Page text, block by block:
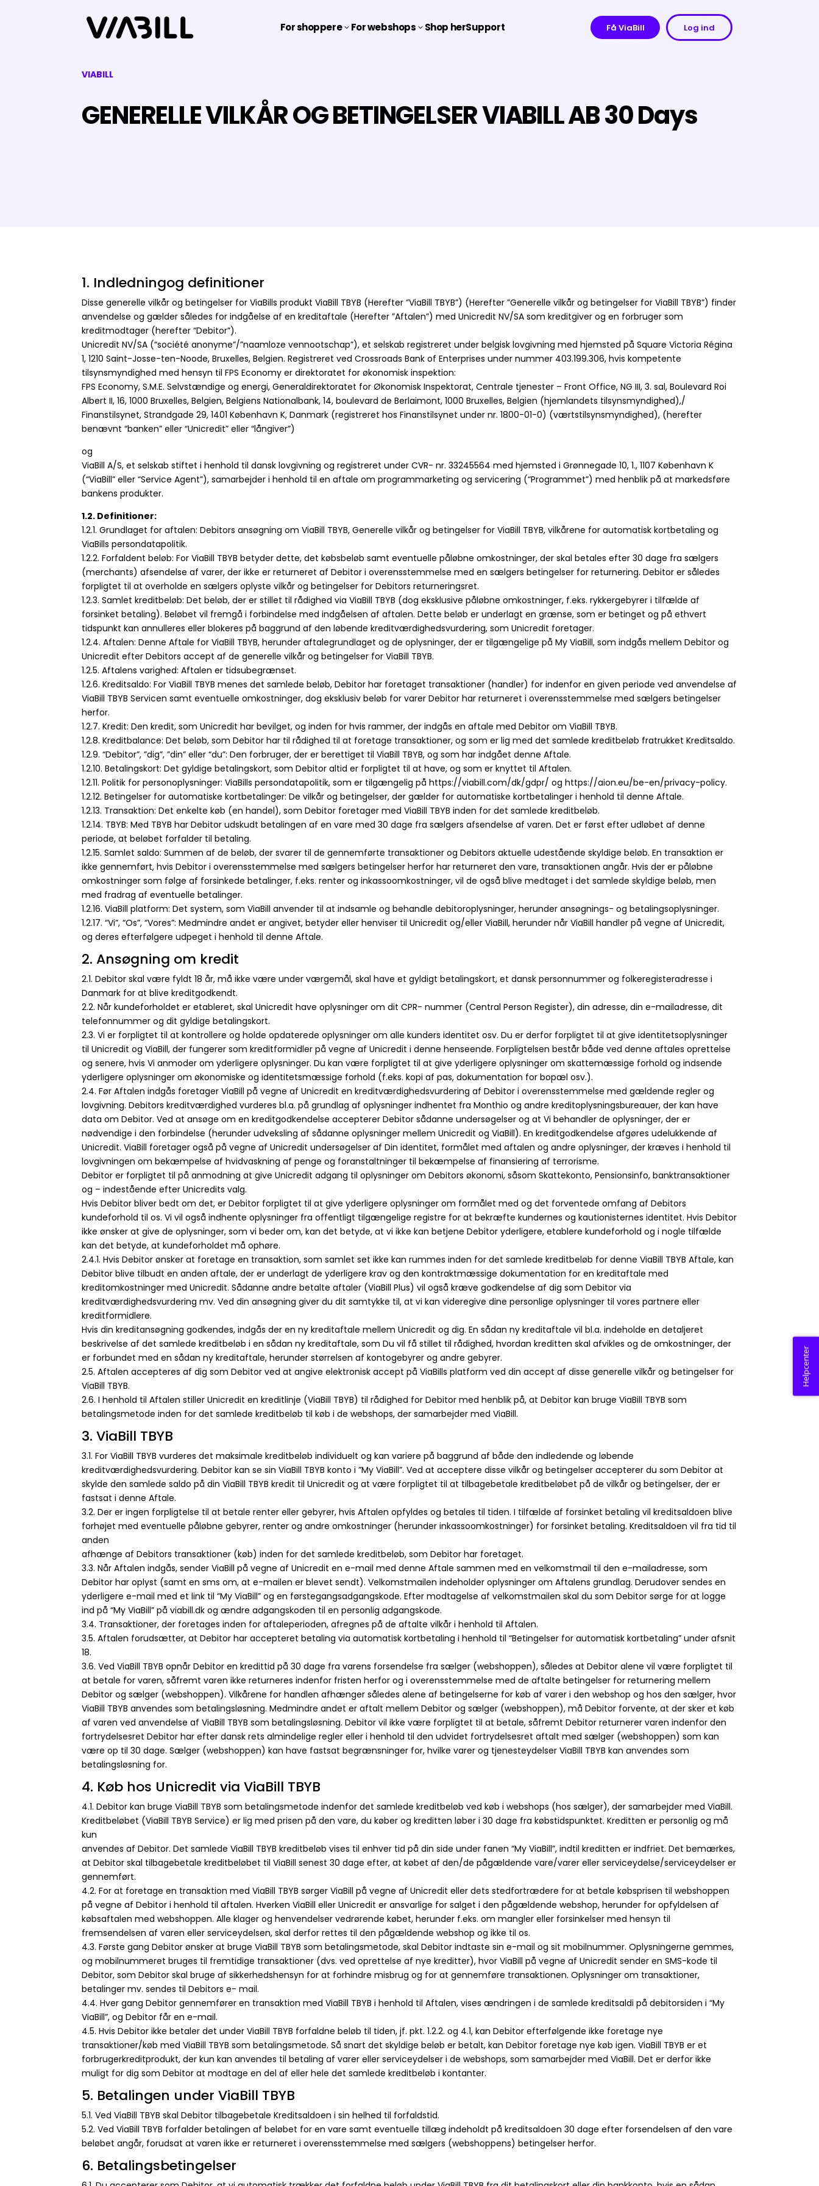
For shoppere3 For webshops 3 Shop herSupport Få ViaBill Log ind
VIABILL
GENERELLE VILKÅR OG BETINGELSER VIABILL AB 30 Days
1. Indledningog definitioner
Disse generelle vilkår og betingelser for ViaBills produkt ViaBill TBYB (Herefter ”ViaBill TBYB”) (Herefter ”Generelle vilkår og betingelser for ViaBill TBYB”) finder
anvendelse og gælder således for indgåelse af en kreditaftale (Herefter ”Aftalen”) med Unicredit NV/SA som kreditgiver og en forbruger som
kreditmodtager (herefter “Debitor”).
Unicredit NV/SA (“société anonyme”/”naamloze vennootschap”), et selskab registreret under belgisk lovgivning med hjemsted på Square Victoria Régina
1, 1210 Saint-Josse-ten-Noode, Bruxelles, Belgien. Registreret ved Crossroads Bank of Enterprises under nummer 403.199.306, hvis kompetente
tilsynsmyndighed med hensyn til FPS Economy er direktoratet for økonomisk inspektion:
FPS Economy, S.M.E. Selvstændige og energi, Generaldirektoratet for Økonomisk Inspektorat, Centrale tjenester – Front Office, NG III, 3. sal, Boulevard Roi
Albert II, 16, 1000 Bruxelles, Belgien, Belgiens Nationalbank, 14, boulevard de Berlaimont, 1000 Bruxelles, Belgien (hjemlandets tilsynsmyndighed),/
Finanstilsynet, Strandgade 29, 1401 København K, Danmark (registreret hos Finanstilsynet under nr. 1800-01-0) (værtstilsynsmyndighed), (herefter
benævnt “banken” eller “Unicredit” eller “långiver”)
og
ViaBill A/S, et selskab stiftet i henhold til dansk lovgivning og registreret under CVR- nr. 33245564 med hjemsted i Grønnegade 10, 1., 1107 København K
(“ViaBill” eller “Service Agent”), samarbejder i henhold til en aftale om programmarketing og servicering (“Programmet”) med henblik på at markedsføre
bankens produkter.
1.2. Definitioner:
1.2.1. Grundlaget for aftalen: Debitors ansøgning om ViaBill TBYB, Generelle vilkår og betingelser for ViaBill TBYB, vilkårene for automatisk kortbetaling og
ViaBills persondatapolitik.
1.2.2. Forfaldent beløb: For ViaBill TBYB betyder dette, det købsbeløb samt eventuelle påløbne omkostninger, der skal betales efter 30 dage fra sælgers
(merchants) afsendelse af varer, der ikke er returneret af Debitor i overensstemmelse med en sælgers betingelser for returnering. Debitor er således
forpligtet til at overholde en sælgers oplyste vilkår og betingelser for Debitors returneringsret.
1.2.3. Samlet kreditbeløb: Det beløb, der er stillet til rådighed via ViaBill TBYB (dog eksklusive påløbne omkostninger, f.eks. rykkergebyrer i tilfælde af
forsinket betaling). Beløbet vil fremgå i forbindelse med indgåelsen af aftalen. Dette beløb er underlagt en grænse, som er betinget og på ethvert
tidspunkt kan annulleres eller blokeres på baggrund af den løbende kreditværdighedsvurdering, som Unicredit foretager.
1.2.4. Aftalen: Denne Aftale for ViaBill TBYB, herunder aftalegrundlaget og de oplysninger, der er tilgængelige på My ViaBill, som indgås mellem Debitor og
Unicredit efter Debitors accept af de generelle vilkår og betingelser for ViaBill TBYB.
1.2.5. Aftalens varighed: Aftalen er tidsubegrænset.
1.2.6. Kreditsaldo: For ViaBill TBYB menes det samlede beløb, Debitor har foretaget transaktioner (handler) for indenfor en given periode ved anvendelse af
ViaBill TBYB Servicen samt eventuelle omkostninger, dog eksklusiv beløb for varer Debitor har returneret i overensstemmelse med sælgers betingelser
herfor.
1.2.7. Kredit: Den kredit, som Unicredit har bevilget, og inden for hvis rammer, der indgås en aftale med Debitor om ViaBill TBYB.
1.2.8. Kreditbalance: Det beløb, som Debitor har til rådighed til at foretage transaktioner, og som er lig med det samlede kreditbeløb fratrukket Kreditsaldo.
1.2.9. “Debitor”, ”dig”, ”din” eller “du”: Den forbruger, der er berettiget til ViaBill TBYB, og som har indgået denne Aftale.
1.2.10. Betalingskort: Det gyldige betalingskort, som Debitor altid er forpligtet til at have, og som er knyttet til Aftalen.
1.2.11. Politik for personoplysninger: ViaBills persondatapolitik, som er tilgængelig på https://viabill.com/dk/gdpr/ og https://aion.eu/be-en/privacy-policy.
1.2.12. Betingelser for automatiske kortbetalinger: De vilkår og betingelser, der gælder for automatiske kortbetalinger i henhold til denne Aftale.
1.2.13. Transaktion: Det enkelte køb (en handel), som Debitor foretager med ViaBill TBYB inden for det samlede kreditbeløb.
1.2.14. TBYB: Med TBYB har Debitor udskudt betalingen af en vare med 30 dage fra sælgers afsendelse af varen. Det er først efter udløbet af denne
periode, at beløbet forfalder til betaling.
1.2.15. Samlet saldo: Summen af de beløb, der svarer til de gennemførte transaktioner og Debitors aktuelle udestående skyldige beløb. En transaktion er
ikke gennemført, hvis Debitor i overensstemmelse med sælgers betingelser herfor har returneret den vare, transaktionen angår. Hvis der er påløbne
omkostninger som følge af forsinkede betalinger, f.eks. renter og inkassoomkostninger, vil de også blive medtaget i det samlede skyldige beløb, men
med fradrag af eventuelle betalinger.
1.2.16. ViaBill platform: Det system, som ViaBill anvender til at indsamle og behandle debitoroplysninger, herunder ansøgnings- og betalingsoplysninger.
1.2.17. “Vi”, “Os”, “Vores”: Medmindre andet er angivet, betyder eller henviser til Unicredit og/eller ViaBill, herunder når ViaBill handler på vegne af Unicredit,
og deres efterfølgere udpeget i henhold til denne Aftale.
2. Ansøgning om kredit
2.1. Debitor skal være fyldt 18 år, må ikke være under værgemål, skal have et gyldigt betalingskort, et dansk personnummer og folkeregisteradresse i
Danmark for at blive kreditgodkendt.
2.2. Når kundeforholdet er etableret, skal Unicredit have oplysninger om dit CPR- nummer (Central Person Register), din adresse, din e-mailadresse, dit
telefonnummer og dit gyldige betalingskort.
2.3. Vi er forpligtet til at kontrollere og holde opdaterede oplysninger om alle kunders identitet osv. Du er derfor forpligtet til at give identitetsoplysninger
til Unicredit og ViaBill, der fungerer som kreditformidler på vegne af Unicredit i denne henseende. Forpligtelsen består både ved denne aftales oprettelse
og senere, hvis Vi anmoder om yderligere oplysninger. Du kan være forpligtet til at give yderligere oplysninger om skattemæssige forhold og indsende
yderligere oplysninger om økonomiske og identitetsmæssige forhold (f.eks. kopi af pas, dokumentation for bopæl osv.).
2.4. Før Aftalen indgås foretager ViaBill på vegne af Unicredit en kreditværdighedsvurdering af Debitor i overensstemmelse med gældende regler og
lovgivning. Debitors kreditværdighed vurderes bl.a. på grundlag af oplysninger indhentet fra Monthio og andre kreditoplysningsbureauer, der kan have
data om Debitor. Ved at ansøge om en kreditgodkendelse accepterer Debitor sådanne undersøgelser og at Vi behandler de oplysninger, der er
nødvendige i den forbindelse (herunder udveksling af sådanne oplysninger mellem Unicredit og ViaBill). En kreditgodkendelse afgøres udelukkende af
Unicredit. ViaBill foretager også på vegne af Unicredit undersøgelser af Din identitet, formålet med aftalen og andre oplysninger, der kræves i henhold til
lovgivningen om bekæmpelse af hvidvaskning af penge og foranstaltninger til bekæmpelse af finansiering af terrorisme.
Debitor er forpligtet til på anmodning at give Unicredit adgang til oplysninger om Debitors økonomi, såsom Skattekonto, Pensionsinfo, banktransaktioner
og – indestående efter Unicredits valg.
Hvis Debitor bliver bedt om det, er Debitor forpligtet til at give yderligere oplysninger om formålet med og det forventede omfang af Debitors
kundeforhold til os. Vi vil også indhente oplysninger fra offentligt tilgængelige registre for at bekræfte kundernes og kautionisternes identitet. Hvis Debitor
ikke ønsker at give de oplysninger, som vi beder om, kan det betyde, at vi ikke kan betjene Debitor yderligere, etablere kundeforhold og i nogle tilfælde
kan det betyde, at kundeforholdet må ophøre.
2.4.1. Hvis Debitor ønsker at foretage en transaktion, som samlet set ikke kan rummes inden for det samlede kreditbeløb for denne ViaBill TBYB Aftale, kan
Debitor blive tilbudt en anden aftale, der er underlagt de yderligere krav og den kontraktmæssige dokumentation for en kreditaftale med
kreditomkostninger med Unicredit. Sådanne andre betalte aftaler (ViaBill Plus) vil også kræve godkendelse af dig som Debitor via
kreditværdighedsvurdering mv. Ved din ansøgning giver du dit samtykke til, at vi kan videregive dine personlige oplysninger til vores partnere eller
kreditformidlere.
Hvis din kreditansøgning godkendes, indgås der en ny kreditaftale mellem Unicredit og dig. En sådan ny kreditaftale vil bl.a. indeholde en detaljeret
beskrivelse af det samlede kreditbeløb i en sådan ny kreditaftale, som Du vil få stillet til rådighed, hvordan kreditten skal afvikles og de omkostninger, der
er forbundet med en sådan ny kreditaftale, herunder størrelsen af kontogebyrer og andre gebyrer.
2.5. Aftalen accepteres af dig som Debitor ved at angive elektronisk accept på ViaBills platform ved din accept af disse generelle vilkår og betingelser for
ViaBill TBYB.
2.6. I henhold til Aftalen stiller Unicredit en kreditlinje (ViaBill TBYB) til rådighed for Debitor med henblik på, at Debitor kan bruge ViaBill TBYB som
betalingsmetode inden for det samlede kreditbeløb til køb i de webshops, der samarbejder med ViaBill.
3. ViaBill TBYB
3.1. For ViaBill TBYB vurderes det maksimale kreditbeløb individuelt og kan variere på baggrund af både den indledende og løbende
kreditværdighedsvurdering. Debitor kan se sin ViaBill TBYB konto i ”My ViaBill”. Ved at acceptere disse vilkår og betingelser accepterer du som Debitor at
skylde den samlede saldo på din ViaBill TBYB kredit til Unicredit og at være forpligtet til at tilbagebetale kreditbeløbet på de vilkår og betingelser, der er
fastsat i denne Aftale.
3.2. Der er ingen forpligtelse til at betale renter eller gebyrer, hvis Aftalen opfyldes og betales til tiden. I tilfælde af forsinket betaling vil kreditsaldoen blive
forhøjet med eventuelle påløbne gebyrer, renter og andre omkostninger (herunder inkassoomkostninger) for forsinket betaling. Kreditsaldoen vil fra tid til
anden
afhænge af Debitors transaktioner (køb) inden for det samlede kreditbeløb, som Debitor har foretaget.
3.3. Når Aftalen indgås, sender ViaBill på vegne af Unicredit en e-mail med denne Aftale sammen med en velkomstmail til den e-mailadresse, som
Debitor har oplyst (samt en sms om, at e-mailen er blevet sendt). Velkomstmailen indeholder oplysninger om Aftalens grundlag. Derudover sendes en
yderligere e-mail med et link til “My ViaBill” og en førstegangsadgangskode. Efter modtagelse af velkomstmailen skal du som Debitor sørge for at logge
ind på “My ViaBill” på viabill.dk og ændre adgangskoden til en personlig adgangskode.
3.4. Transaktioner, der foretages inden for aftaleperioden, afregnes på de aftalte vilkår i henhold til Aftalen.
3.5. Aftalen forudsætter, at Debitor har accepteret betaling via automatisk kortbetaling i henhold til “Betingelser for automatisk kortbetaling” under afsnit
18.
3.6. Ved ViaBill TBYB opnår Debitor en kredittid på 30 dage fra varens forsendelse fra sælger (webshoppen), således at Debitor alene vil være forpligtet til
at betale for varen, såfremt varen ikke returneres indenfor fristen herfor og i overensstemmelse med de aftalte betingelser for returnering mellem
Debitor og sælger (webshoppen). Vilkårene for handlen afhænger således alene af betingelserne for køb af varer i den webshop og hos den sælger, hvor
ViaBill TBYB anvendes som betalingsløsning. Medmindre andet er aftalt mellem Debitor og sælger (webshoppen), må Debitor forvente, at der sker et køb
af varen ved anvendelse af ViaBill TBYB som betalingsløsning. Debitor vil ikke være forpligtet til at betale, såfremt Debitor returnerer varen indenfor den
fortrydelsesret Debitor har efter dansk rets almindelige regler eller i henhold til den udvidet fortrydelsesret aftalt med sælger (webshoppen) som kan
være op til 30 dage. Sælger (webshoppen) kan have fastsat begrænsninger for, hvilke varer og tjenesteydelser ViaBill TBYB kan anvendes som
betalingsløsning for.
4. Køb hos Unicredit via ViaBill TBYB
4.1. Debitor kan bruge ViaBill TBYB som betalingsmetode indenfor det samlede kreditbeløb ved køb i webshops (hos sælger), der samarbejder med ViaBill.
Kreditbeløbet (ViaBill TBYB Service) er lig med prisen på den vare, du køber og kreditten løber i 30 dage fra købstidspunktet. Kreditten er personlig og må
kun
anvendes af Debitor. Det samlede ViaBill TBYB kreditbeløb vises til enhver tid på din side under fanen “My ViaBill”, indtil kreditten er indfriet. Det bemærkes,
at Debitor skal tilbagebetale kreditbeløbet til ViaBill senest 30 dage efter, at købet af den/de pågældende vare/varer eller serviceydelse/serviceydelser er
gennemført.
4.2. For at foretage en transaktion med ViaBill TBYB sørger ViaBill på vegne af Unicredit eller dets stedfortrædere for at betale købsprisen til webshoppen
på vegne af Debitor i henhold til aftalen. Hverken ViaBill eller Unicredit er ansvarlige for salget i den pågældende webshop, herunder for opfyldelsen af
købsaftalen med webshoppen. Alle klager og henvendelser vedrørende købet, herunder f.eks. om mangler eller forsinkelser med hensyn til
fremsendelsen af varen eller serviceydelsen, skal derfor rettes til den pågældende webshop og ikke til os.
4.3. Første gang Debitor ønsker at bruge ViaBill TBYB som betalingsmetode, skal Debitor indtaste sin e-mail og sit mobilnummer. Oplysningerne gemmes,
og mobilnummeret bruges til fremtidige transaktioner (dvs. ved oprettelse af nye kreditter), hvor ViaBill på vegne af Unicredit sender en SMS-kode til
Debitor, som Debitor skal bruge af sikkerhedshensyn for at forhindre misbrug og for at gennemføre transaktionen. Oplysninger om transaktioner,
betalinger mv. sendes til Debitors e- mail.
4.4. Hver gang Debitor gennemfører en transaktion med ViaBill TBYB i henhold til Aftalen, vises ændringen i de samlede kreditsaldi på debitorsiden i “My
ViaBill”, og Debitor får en e-mail.
4.5. Hvis Debitor ikke betaler det under ViaBill TBYB forfaldne beløb til tiden, jf. pkt. 1.2.2. og 4.1, kan Debitor efterfølgende ikke foretage nye
transaktioner/køb med ViaBill TBYB som betalingsmetode. Så snart det skyldige beløb er betalt, kan Debitor foretage nye køb igen. ViaBill TBYB er et
forbrugerkreditprodukt, der kun kan anvendes til betaling af varer eller serviceydelser i de webshops, som samarbejder med ViaBill. Det er derfor ikke
muligt for dig som Debitor at modtage en del af eller hele det samlede kreditbeløb i kontanter.
5. Betalingen under ViaBill TBYB
5.1. Ved ViaBill TBYB skal Debitor tilbagebetale Kreditsaldoen i sin helhed til forfaldstid.
5.2. Ved ViaBill TBYB forfalder betalingen af beløbet for en vare samt eventuelle tillæg indeholdt på kreditsaldoen 30 dage efter forsendelsen af den vare
beløbet angår, forudsat at varen ikke er returneret i overensstemmelse med sælgers (webshoppens) betingelser herfor.
6. Betalingsbetingelser
Helpcenter